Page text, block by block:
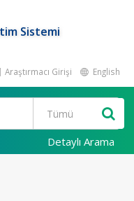
Sistemi
Araştırmacı Girişi English
Detaylı Arama